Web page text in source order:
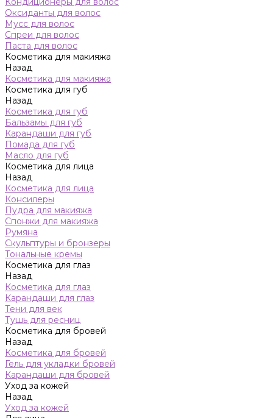
Оксиданты для волос
Мусс для волос
Спреи для волос
Паста для волос
Косметика для макияжа
Назад
Косметика для макияжа
Косметика для губ
Назад
Косметика для губ
Бальзамы для губ
Карандаши для губ
Помада для губ
Масло для губ
Косметика для лица
Назад
Косметика для лица
Консилеры
Пудра для макияжа
Спонжи для макияжа
Румяна
Скульптуры и бронзеры
Тональные кремы
Косметика для глаз
Назад
Косметика для глаз
Карандаши для глаз
Тени для век
Тушь для ресниц
Косметика для бровей
Назад
Косметика для бровей
Гель для укладки бровей
Карандаши для бровей
Уход за кожей
Назад
Уход за кожей